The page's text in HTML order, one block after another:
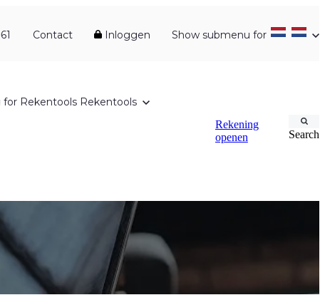
Contact Inloggen Show submenu for
for Rekentools Rekentools
Rekening
openen
Search